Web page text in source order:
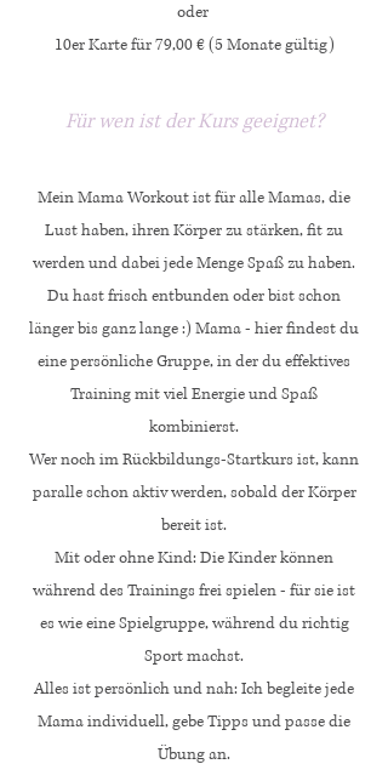
oder
10er Karte für 79,00 € (5 Monate gültig)
Für wen ist der Kurs geeignet?
Mein Mama Workout ist für alle Mamas, die
Lust haben, ihren Körper zu stärken, fit zu
werden und dabei jede Menge Spaß zu haben.
Du hast frisch entbunden oder bist schon
länger bis ganz lange :) Mama - hier findest du
eine persönliche Gruppe, in der du effektives
Training mit viel Energie und Spaß
kombinierst.
Wer noch im Rückbildungs-Startkurs ist, kann
paralle schon aktiv werden, sobald der Körper
bereit ist.
Mit oder ohne Kind: Die Kinder können
während des Trainings frei spielen - für sie ist
es wie eine Spielgruppe, während du richtig
Sport machst.
Alles ist persönlich und nah: Ich begleite jede
Mama individuell, gebe Tipps und passe die
Übung an.